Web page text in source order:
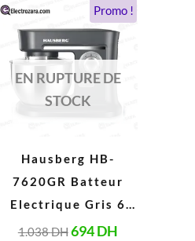
Promo !
EN RUPTURE DE
STOCK
Hausberg HB-
7620GR Batteur
Electrique Gris 6
Vitesses 5 Litres
1.038DH
prix
initial
était :
1.038 DH.
694DH
Le
prix
actuel
est :
694 DH.